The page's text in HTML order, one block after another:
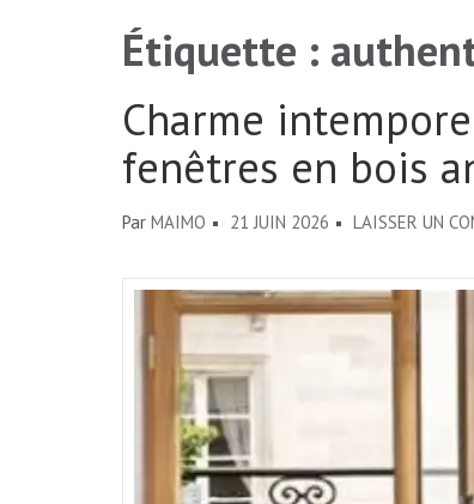
Étiquette :
Charme
fenêtres en bois
Par MAIMO 21 JUIN 2026 LAISSER UN